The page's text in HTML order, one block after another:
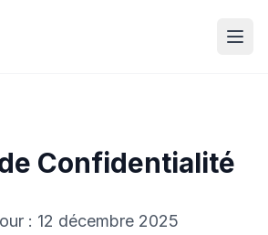
Confidentialité
: 12 décembre 2025